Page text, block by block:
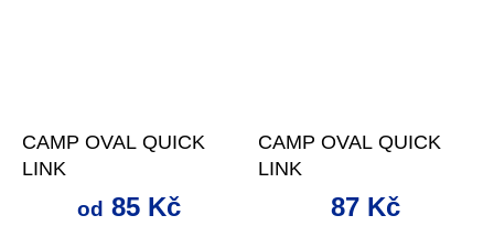
CAMP OVAL QUICK
LINK
od 85 Kč
CAMP OVAL QUICK
LINK
87 Kč